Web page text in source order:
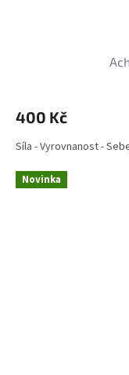
400 Kč
Síla - Vyrovnanost -
Novinka